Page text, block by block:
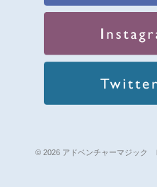
© 2026 アドベンチャーマジック